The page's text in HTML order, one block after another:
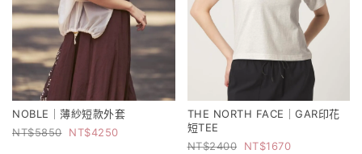
NOBLE｜薄紗短款外套
5850
4250
THE NORTH FACE｜GAR印花
短TEE
2400
1670